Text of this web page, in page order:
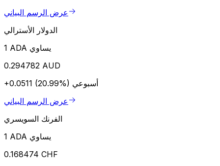
عرض الرسم البياني
الدولار الأسترالي
1 ADA يساوي
0.294782 AUD
+0.0511 (20.99%) أسبوعي
عرض الرسم البياني
الفرنك السويسري
1 ADA يساوي
0.168474 CHF